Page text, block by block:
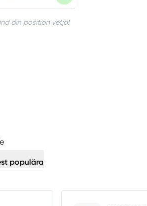
din position vetja!
populära